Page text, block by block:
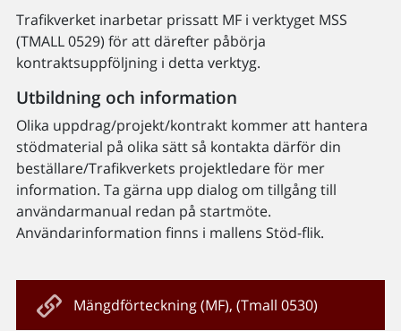
Trafikverket inarbetar prissatt MF i verktyget MSS
(TMALL 0529) för att därefter påbörja
kontraktsuppföljning i detta verktyg.
Utbildning och information
Olika uppdrag/projekt/kontrakt kommer att hantera
stödmaterial på olika sätt så kontakta därför din
beställare/Trafikverkets projektledare för mer
information. Ta gärna upp dialog om tillgång till
användarmanual redan på startmöte.
Användarinformation finns i mallens Stöd-flik.
Mängdförteckning (MF), (Tmall 0530)